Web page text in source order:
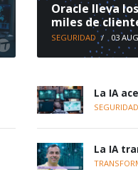
Oracle lleva
miles de
SEGURIDAD / 03
La IA
SEGURIDAD
La IA